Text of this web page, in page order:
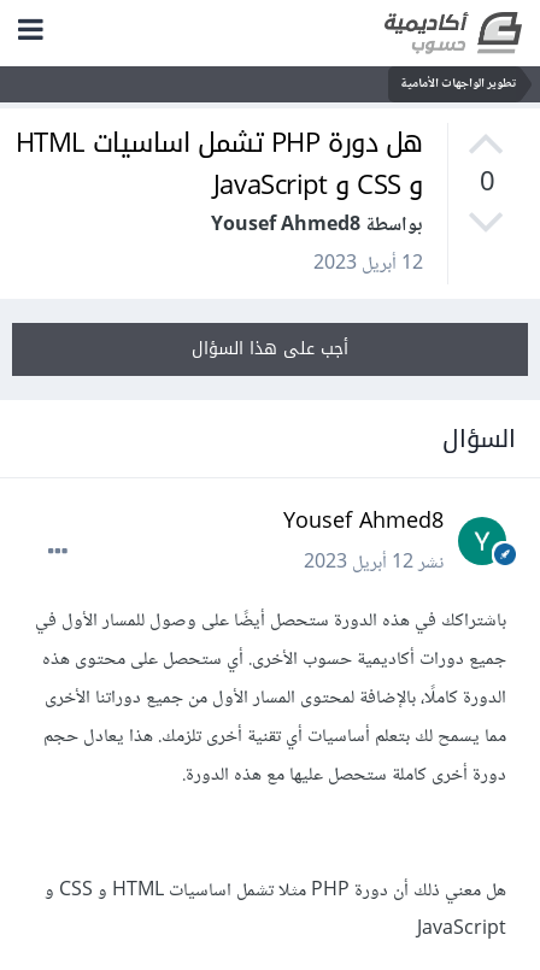
تطوير الواجهات الأمامية
0
هل دورة PHP تشمل اساسيات HTML
و CSS و JavaScript
بواسطة Yousef Ahmed8
12 أبريل 2023
أجب على هذا السؤال
السؤال
Yousef Ahmed8
نشر12 أبريل 2023
باشتراكك في هذه الدورة ستحصل أيضًا على وصول للمسار الأول في
جميع دورات أكاديمية حسوب الأخرى. أي ستحصل على محتوى هذه
الدورة كاملًا، بالإضافة لمحتوى المسار الأول من جميع دوراتنا الأخرى
مما يسمح لك بتعلم أساسيات أي تقنية أخرى تلزمك. هذا يعادل حجم
دورة أخرى كاملة ستحصل عليها مع هذه الدورة.
هل معني ذلك أن دورة PHP مثلا تشمل اساسيات HTML و CSS و
JavaScript